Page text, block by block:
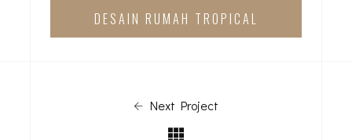
DESAIN RUMAH TROPICAL
Next Project